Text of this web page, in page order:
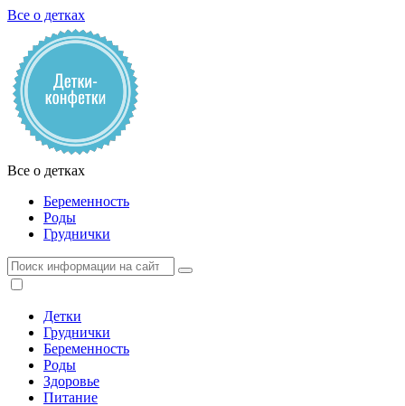
Все о детках
Все о детках
Беременность
Роды
Груднички
Детки
Груднички
Беременность
Роды
Здоровье
Питание